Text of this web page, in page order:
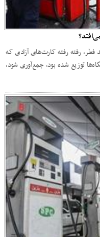
رفته رفته کارت‌های آزادی که
توزیع شده بود، جمع‌آوری شود،